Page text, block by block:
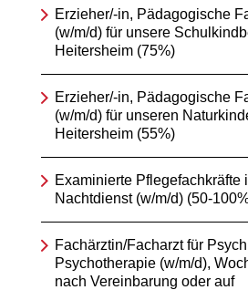
Erzieher/-in, Pädagogische
(w/m/d) für unsere
Heitersheim (75%)
Erzieher/-in, Pädagogische
(w/m/d) für unseren
Heitersheim (55%)
Examinierte Pflegefachkräfte
Nachtdienst (w/m/d) (50-
Fachärztin/Facharzt für
Psychotherapie (w/m/d),
nach Vereinbarung oder auf